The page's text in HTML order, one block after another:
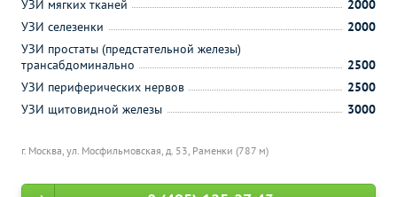
г. Москва, ул. Мосфильмовская, д. 53, Раменки (787 м)
УЗИ мягких тканей
2000
УЗИ селезенки
2000
УЗИ простаты (предстательной железы)
трансабдоминально
2500
УЗИ периферических нервов
2500
УЗИ щитовидной железы
3000